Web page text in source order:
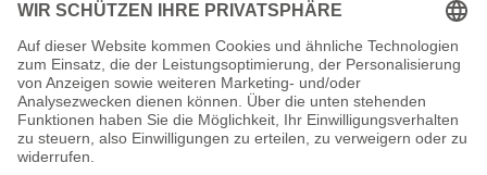
Unsere Prüfsiegel